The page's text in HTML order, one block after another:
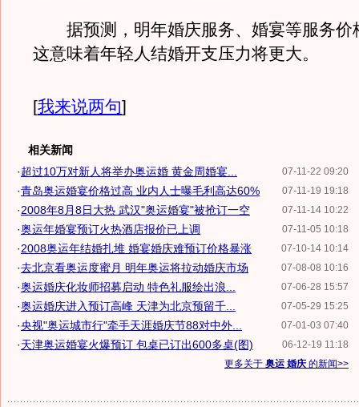
据预测，明年婚庆服务、婚宴等服务价
这意味着年轻人结婚开支压力将更大。
[我来说两句]
相关新闻
07-11-22 09:20
·超过10万对新人将举办奥运婚 黄金周婚宴...
07-11-19 19:18
·青岛奥运婚宴价格过高 业内人士曝毛利高达60%
07-11-14 10:22
·2008年8月8日大热 武汉"奥运婚宴"被抢订一空
07-11-05 10:18
·奥运年婚宴预订火热酒店报价已上调
07-10-14 10:14
·2008奥运年结婚扎堆 婚宴婚庆难预订价格暴涨
07-08-08 10:16
·去北京看奥运度蜜月 明年奥运将拉动婚庆市场
07-06-28 15:57
·奥运婚庆化妆师招募启动 特色礼服绘出浪...
07-05-29 15:25
·奥运婚庆进入预订高峰 天津为北京预留千...
07-01-03 07:40
·央视"奥运城市行"牵手天涯婚庆节88对中外...
06-12-19 11:18
·天津奥运婚宴火爆预订 包桌已订出600多桌(图)
更多关于 奥运 婚庆 的新闻>>